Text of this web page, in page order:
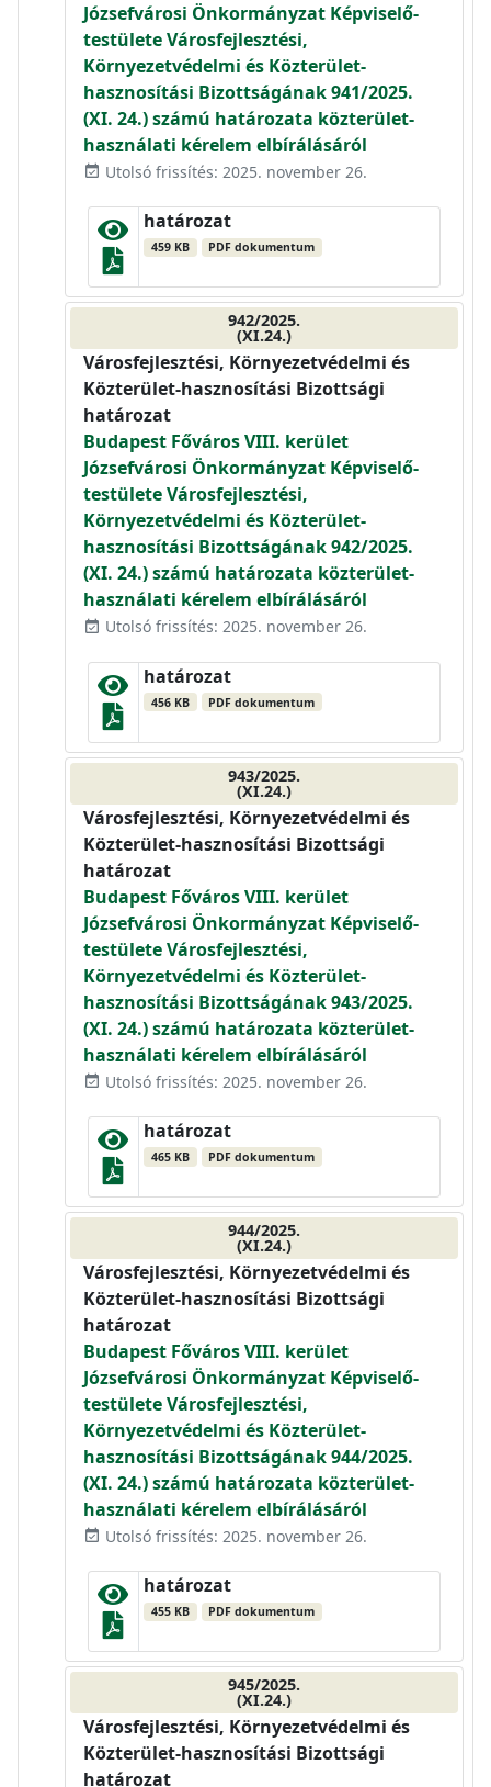
Józsefvárosi Önkormányzat Képviselő-
testülete Városfejlesztési,
Környezetvédelmi és Közterület-
hasznosítási Bizottságának 941/2025.
(XI. 24.) számú határozata közterület-
használati kérelem elbírálásáról
event_available Utolsó frissítés: 2025. november 26.
határozat
459 KB PDF dokumentum
942/2025.
(XI.24.)
Városfejlesztési, Környezetvédelmi és
Közterület-hasznosítási Bizottsági
határozat
Budapest Főváros VIII. kerület
Józsefvárosi Önkormányzat Képviselő-
testülete Városfejlesztési,
Környezetvédelmi és Közterület-
hasznosítási Bizottságának 942/2025.
(XI. 24.) számú határozata közterület-
használati kérelem elbírálásáról
event_available Utolsó frissítés: 2025. november 26.
határozat
456 KB PDF dokumentum
943/2025.
(XI.24.)
Városfejlesztési, Környezetvédelmi és
Közterület-hasznosítási Bizottsági
határozat
Budapest Főváros VIII. kerület
Józsefvárosi Önkormányzat Képviselő-
testülete Városfejlesztési,
Környezetvédelmi és Közterület-
hasznosítási Bizottságának 943/2025.
(XI. 24.) számú határozata közterület-
használati kérelem elbírálásáról
event_available Utolsó frissítés: 2025. november 26.
határozat
465 KB PDF dokumentum
944/2025.
(XI.24.)
Városfejlesztési, Környezetvédelmi és
Közterület-hasznosítási Bizottsági
határozat
Budapest Főváros VIII. kerület
Józsefvárosi Önkormányzat Képviselő-
testülete Városfejlesztési,
Környezetvédelmi és Közterület-
hasznosítási Bizottságának 944/2025.
(XI. 24.) számú határozata közterület-
használati kérelem elbírálásáról
event_available Utolsó frissítés: 2025. november 26.
határozat
455 KB PDF dokumentum
945/2025.
(XI.24.)
Városfejlesztési, Környezetvédelmi és
Közterület-hasznosítási Bizottsági
határozat